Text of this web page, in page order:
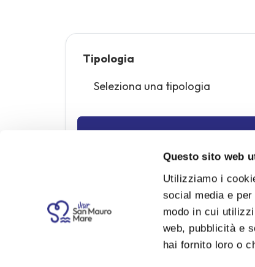
Questo sito web
Utilizziamo i
social media e
modo in cui
web, pubblicità e
hai fornito loro o
Tipologia
Trattorie e Osterie